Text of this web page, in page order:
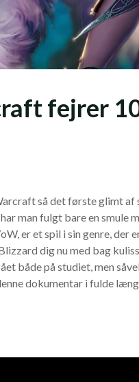
fejrer
så det første glimt af
man fulgt bare en smule
er et spil i sin genre, der
dig nu med bag
både på studiet, men
dokumentar i fulde